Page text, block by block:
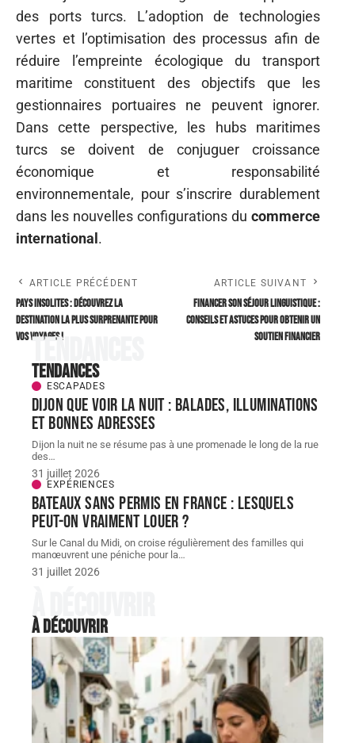
des ports turcs. L’adoption de technologies
vertes et l’optimisation des processus afin de
réduire l’empreinte écologique du transport
maritime constituent des objectifs que les
gestionnaires portuaires ne peuvent ignorer.
Dans cette perspective, les hubs maritimes
turcs se doivent de conjuguer croissance
économique et responsabilité
environnementale, pour s’inscrire durablement
dans les nouvelles configurations du commerce
international .
ARTICLE PRÉCÉDENT
Pays insolites : Découvrez la
destination la plus surprenante pour
vos voyages !
ARTICLE SUIVANT
Financer son séjour linguistique :
conseils et astuces pour obtenir un
soutien financier
Tendances
Tendances
ESCAPADES
Dijon que voir la nuit : balades, illuminations
et bonnes adresses
Dijon la nuit ne se résume pas à une promenade le long de la rue
des…
31 juillet 2026
EXPÉRIENCES
Bateaux sans permis en France : lesquels
peut-on vraiment louer ?
Sur le Canal du Midi, on croise régulièrement des familles qui
manœuvrent une péniche pour la…
31 juillet 2026
À découvrir
À découvrir